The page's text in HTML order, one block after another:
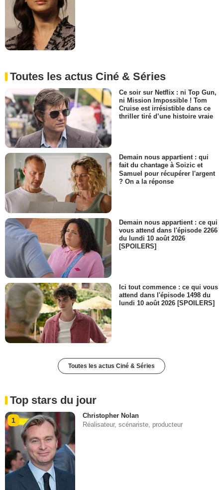
Toutes les actus Ciné & Séries
Ce soir sur Netflix : ni Top Gun,
ni Mission Impossible ! Tom
Cruise est irrésistible dans ce
thriller tiré d’une histoire vraie
Demain nous appartient : qui
fait du chantage à Soizic et
Samuel pour récupérer l'argent
? On a la réponse
Demain nous appartient : ce qui
vous attend dans l'épisode 2266
du lundi 10 août 2026
[SPOILERS]
Ici tout commence : ce qui vous
attend dans l'épisode 1498 du
lundi 10 août 2026 [SPOILERS]
Toutes les actus Ciné & Séries
Top stars du jour
1
Christopher Nolan
Réalisateur, scénariste, producteur